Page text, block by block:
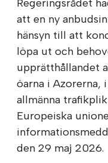
Regeringsrådet
att en ny
hänsyn till att
löpa ut och
upprätthållandet
öarna i Azorerna,
allmänna
Europeiska
den 29 maj 2026.